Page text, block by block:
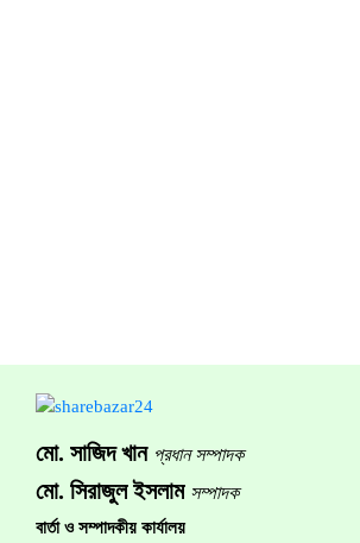
মো. সাজিদ খান প্রধান সম্পাদক
মো. সিরাজুল ইসলাম সম্পাদক
বার্তা ও সম্পাদকীয় কার্যালয়